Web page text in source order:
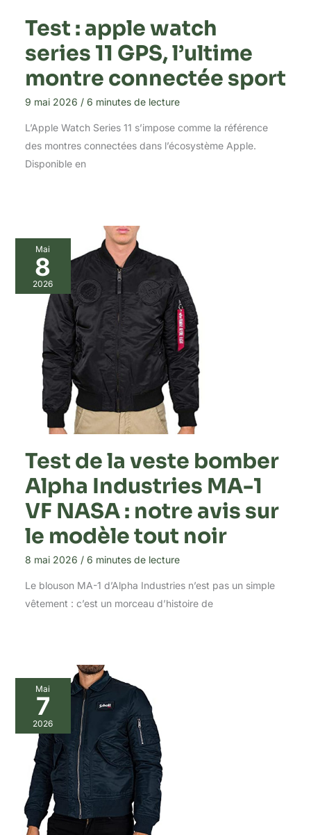
Test : apple watch
series 11 GPS, l’ultime
montre connectée sport
9 mai 2026 / 6 minutes de lecture
L’Apple Watch Series 11 s’impose comme la référence
des montres connectées dans l’écosystème Apple.
Disponible en
Mai
8
2026
Test de la veste bomber
Alpha Industries MA-1
VF NASA : notre avis sur
le modèle tout noir
8 mai 2026 / 6 minutes de lecture
Le blouson MA-1 d’Alpha Industries n’est pas un simple
vêtement : c’est un morceau d’histoire de
Mai
7
2026